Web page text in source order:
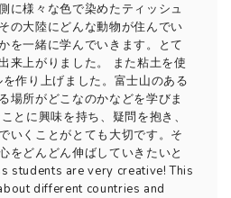
に様々な色で染めたティッシュ
の大陸にどんな動物が住んでい
を一緒に学んでいきます。とて
来上がりました。 また粘土を使
作り上げました。富士山のある
場所がどこなのかなどを学びま
とに興味を持ち、疑問を抱き、
いくことがとても大切です。そ
をどんどん伸ばしていきたいと
students are very creative! This
different countries and